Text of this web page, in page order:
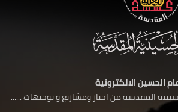
الحسين الالكترونية
المقدسة من اخبار ومشاريع و توجيهات ......